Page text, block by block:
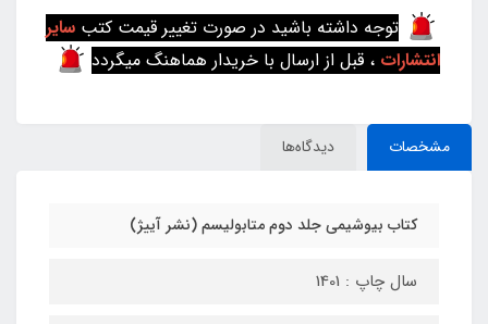
توجه داشته باشید در صورت تغییر قیمت کتب سایر
انتشارات ، قبل از ارسال با خریدار هماهنگ میگردد
مشخصات دیدگاه‌ها
کتاب بیوشیمی جلد دوم متابولیسم (نشر آییژ)
سال چاپ : 1401